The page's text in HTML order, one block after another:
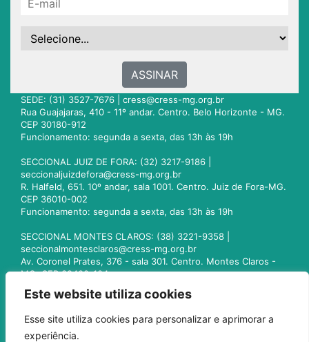
Este website utiliza cookies
Esse site utiliza cookies para personalizar e aprimorar a
experiência.
ASSINAR
SEDE: (31) 3527-7676 | cress@cress-mg.org.br
Rua Guajajaras, 410 - 11º andar. Centro. Belo Horizonte - MG.
CEP 30180-912
Funcionamento: segunda a sexta, das 13h às 19h
SECCIONAL JUIZ DE FORA: (32) 3217-9186 |
seccionaljuizdefora@cress-mg.org.br
R. Halfeld, 651. 10º andar, sala 1001. Centro. Juiz de Fora-MG.
CEP 36010-002
Funcionamento: segunda a sexta, das 13h às 19h
SECCIONAL MONTES CLAROS: (38) 3221-9358 |
seccionalmontesclaros@cress-mg.org.br
Av. Coronel Prates, 376 - sala 301. Centro. Montes Claros -
MG. CEP 39400-104
seccionaluberlandia@cress-mg.org.br
Av. Afonso Pena, 547 - sala 101. Uberlândia - MG. CEP